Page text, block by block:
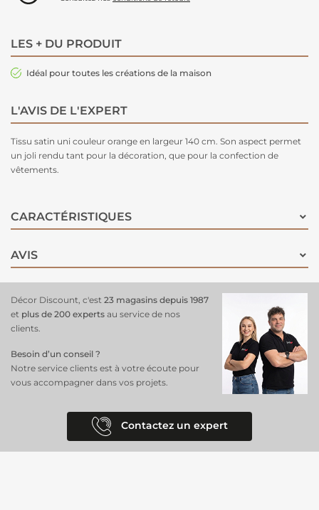
LES + DU PRODUIT
Idéal pour toutes les créations de la maison
L'AVIS DE L'EXPERT
Tissu satin uni couleur orange en largeur 140 cm. Son aspect permet
un joli rendu tant pour la décoration, que pour la confection de
vêtements.
CARACTÉRISTIQUES
AVIS
Décor Discount, c'est 23 magasins depuis 1987
et plus de 200 experts au service de nos
clients.
Besoin d’un conseil ?
Notre service clients est à votre écoute pour
vous accompagner dans vos projets.
Contactez un expert